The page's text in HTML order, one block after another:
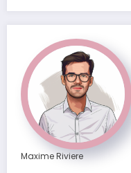
Maxime Riviere